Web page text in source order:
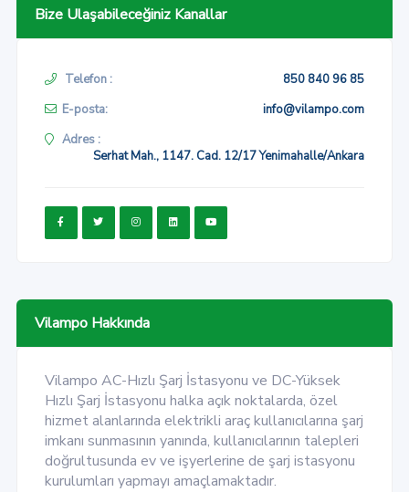
Bize Ulaşabileceğiniz Kanallar
Telefon :
850 840 96 85
E-posta:
info@vilampo.com
Adres :
Serhat Mah., 1147. Cad. 12/17 Yenimahalle/Ankara
Vilampo Hakkında
Vilampo AC-Hızlı Şarj İstasyonu ve DC-Yüksek
Hızlı Şarj İstasyonu halka açık noktalarda, özel
hizmet alanlarında elektrikli araç kullanıcılarına şarj
imkanı sunmasının yanında, kullanıcılarının talepleri
doğrultusunda ev ve işyerlerine de şarj istasyonu
kurulumları yapmayı amaçlamaktadır.